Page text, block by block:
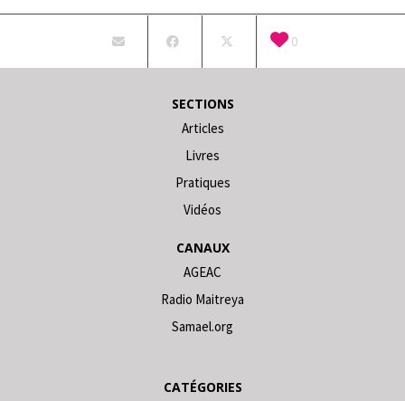
0
SECTIONS
Articles
Livres
Pratiques
Vidéos
CANAUX
AGEAC
Radio Maitreya
Samael.org
CATÉGORIES